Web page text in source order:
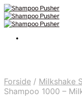
Forside / Milkshake
Shampoo 1000 –